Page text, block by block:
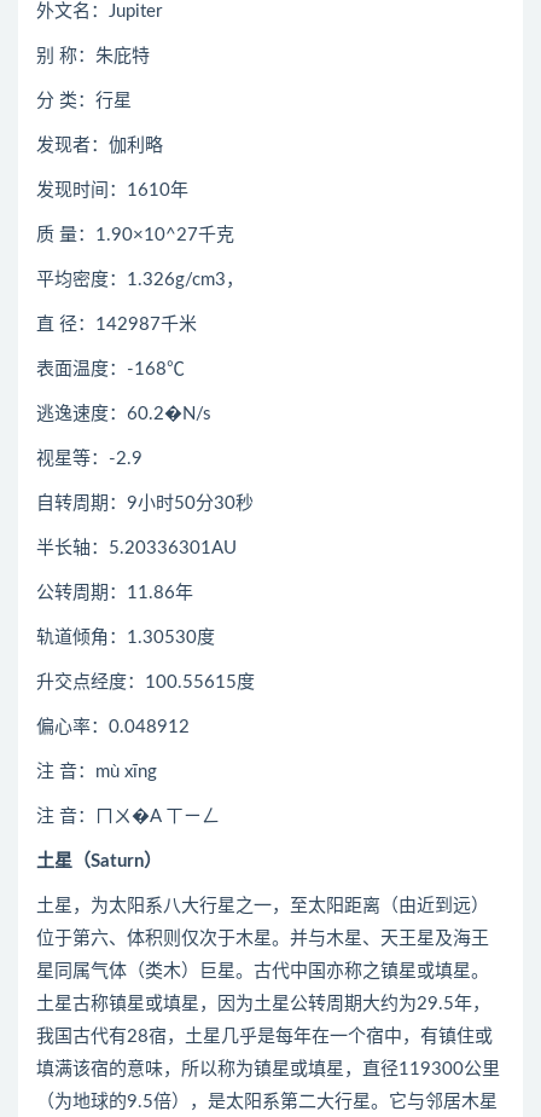
外文名：Jupiter
别 称：朱庇特
分 类：行星
发现者：伽利略
发现时间：1610年
质 量：1.90×10^27千克
平均密度：1.326g/cm3，
直 径：142987千米
表面温度：-168℃
逃逸速度：60.2�N/s
视星等：-2.9
自转周期：9小时50分30秒
半长轴：5.20336301AU
公转周期：11.86年
轨道倾角：1.30530度
升交点经度：100.55615度
偏心率：0.048912
注 音：mù xīng
注 音：ㄇㄨ�A ㄒㄧㄥ
土星（Saturn）
土星，为太阳系八大行星之一，至太阳距离（由近到远）
位于第六、体积则仅次于木星。并与木星、天王星及海王
星同属气体（类木）巨星。古代中国亦称之镇星或填星。
土星古称镇星或填星，因为土星公转周期大约为29.5年，
我国古代有28宿，土星几乎是每年在一个宿中，有镇住或
填满该宿的意味，所以称为镇星或填星，直径119300公里
（为地球的9.5倍），是太阳系第二大行星。它与邻居木星